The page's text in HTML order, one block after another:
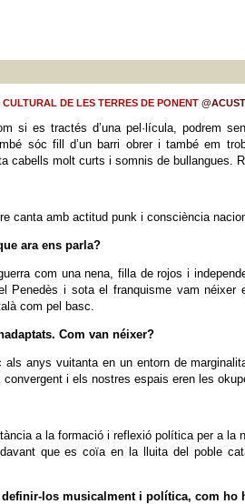
DE LES TERRES DE PONENT
si es tractés d’una pel·lícula, podrem
sóc fill d’un barri obrer i també em
cabells molt curts i somnis de bullangues.
canta amb actitud punk i consciència
ara ens parla?
com una nena, filla de rojos i
Penedès i sota el franquisme vam
com pel basc.
Com van néixer?
anys vuitanta en un entorn de
i els nostres espais eren les
a la formació i reflexió política per a
que es coïa en la lluita del poble
los musicalment i política, com ho